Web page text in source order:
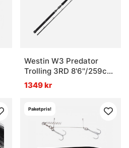
Westin W3 Predator
Trolling 3RD 8'6''/259cm
H 60-180G 2Sec
1349 kr
Paketpris!